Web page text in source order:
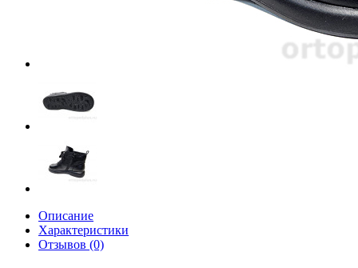
Описание
Характеристики
Отзывов (0)